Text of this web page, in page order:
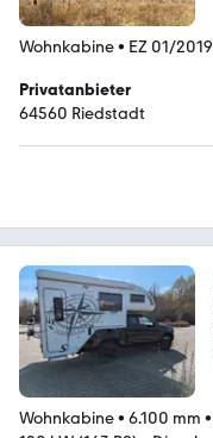
Wohnkabine• EZ 01/2019
Privatanbieter
64560 Riedstadt
Wohnkabine• 6.100 mm •